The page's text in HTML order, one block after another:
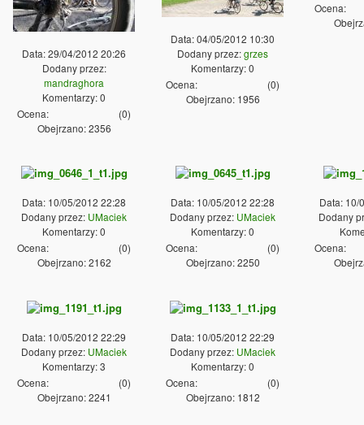
Data: 29/04/2012 20:26
Dodany przez:
mandraghora
Komentarzy: 0
Ocena:
(0)
Obejrzano: 2356
Data: 04/05/2012 10:30
Dodany przez:grzes
Komentarzy: 0
Ocena:
(0)
Obejrzano: 1956
Ocena:
Data: 10/05/2012 22:28
Dodany przez: UMaciek
Komentarzy: 0
Ocena:
(0)
Obejrzano: 2162
Data: 10/05/2012 22:28
Dodany przez: UMaciek
Komentarzy: 0
Ocena:
(0)
Obejrzano: 2250
Data: 10/
Dodany
Ocena:
Data: 10/05/2012 22:29
Dodany przez: UMaciek
Komentarzy: 3
Ocena:
(0)
Obejrzano: 2241
Data: 10/05/2012 22:29
Dodany przez: UMaciek
Komentarzy: 0
Ocena:
(0)
Obejrzano: 1812